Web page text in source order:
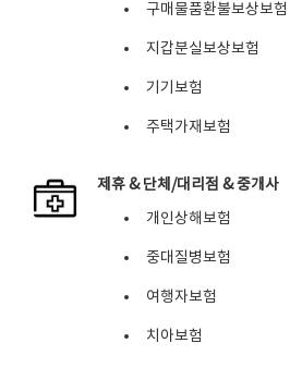
구매물품환불보상보험
지갑분실보상보험
기기보험
주택가재보험
제휴 & 단체/대리점 & 중개사
개인상해보험
중대질병보험
여행자보험
치아보험